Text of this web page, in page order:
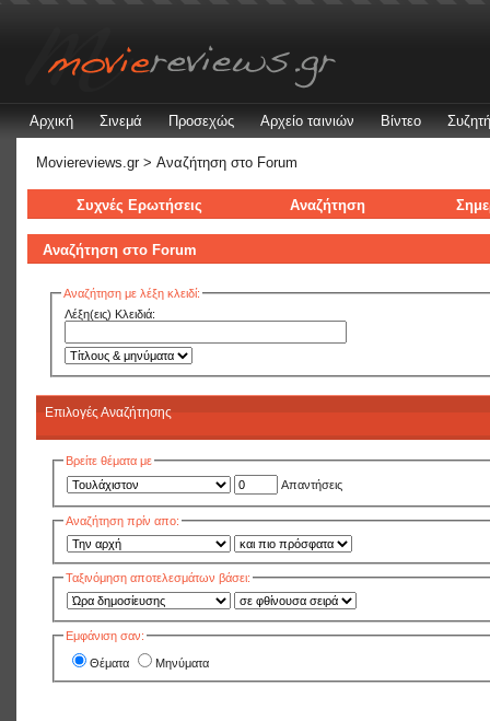
Αρχική Σινεμά Προσεχώς Αρχείο ταινιών Βίντεο
Moviereviews.gr > Αναζήτηση στo Forum
Συχνές Ερωτήσεις Αναζήτηση
Αναζήτηση στo Forum
Αναζήτηση με λέξη κλειδί:
Λέξη(εις) Κλειδιά:
Επιλογές Αναζήτησης
Βρείτε θέματα με
Απαντήσεις
Αναζήτηση πρίν απο:
Ταξινόμηση αποτελεσμάτων βάσει:
Εμφάνιση σαν:
Θέματα Μηνύματα